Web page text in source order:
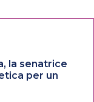
la senatrice
per un